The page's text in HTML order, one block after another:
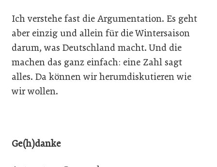
Ich verstehe fast die Argumentation. Es geht
aber einzig und allein für die Wintersaison
darum, was Deutschland macht. Und die
machen das ganz einfach: eine Zahl sagt
alles. Da können wir herumdiskutieren wie
wir wollen.
Ge(h)danke